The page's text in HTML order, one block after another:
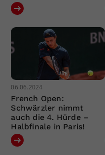
06.06.2024
French Open:
Schwärzler nimmt
auch die 4. Hürde –
Halbfinale in Paris!